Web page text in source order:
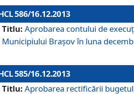
586/16.12.2013
Titlu: Aprobarea contului de
Municipiului Braşov în luna
585/16.12.2013
Titlu: Aprobarea rectificării